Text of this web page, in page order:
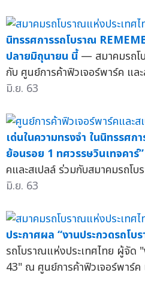
นิทรรศการรถโบราณ
ปลายมิถุนายน นี้ — สมาคมรถโ
กับ ศูนย์การค้าฟิวเจอร์พาร์ค แล
มิ.ย. 63
เด่นในความทรงจำ ในนิทรรศก
ย้อนรอย 1 ทศวรรษวินเทจคาร์”
คและสเปลล์ ร่วมกับสมาคมรถโ
มิ.ย. 63
ประกาศผล “งานประกวดรถโบ
รถโบราณแห่งประเทศไทย ผู้จัด
43" ณ ศูนย์การค้าฟิวเจอร์พาร์ค